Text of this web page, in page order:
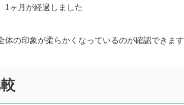
1ヶ月が経過しました
体の印象が柔らかくなっているのが確認できます